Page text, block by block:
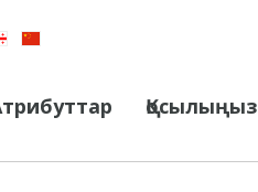
Қосылыңыз